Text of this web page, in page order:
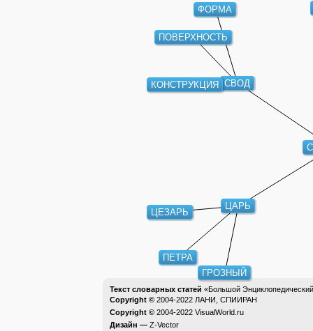
СВОД
ЦАРЬ
КОНСТРУКЦИЯ
ПОВЕРХНОСТЬ
ФОРМА
ПЕТРА
ЦЕЗАРЬ
ГРОЗНЫЙ
Текст словарных статей «Большой
Copyright © 2004-2022 ЛАНИ, СПИИРАН
Copyright © 2004-2022 VisualWorld.ru
Дизайн — Z-Vector